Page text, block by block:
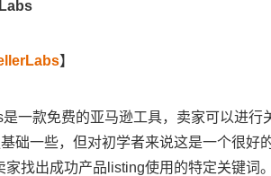
】
一款免费的亚马逊工具，卖家可以进
础一些，但对初学者来说这是一个很好
找出成功产品listing使用的特定关键词。